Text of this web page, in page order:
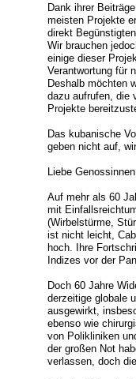
Dank ihrer
meisten Projekte
direkt
Wir brauchen
einige dieser
Verantwortung für
Deshalb möchten
dazu aufrufen, die
Projekte
Das kubanische
geben nicht auf,
Liebe
Auf mehr als 60
mit
(Wirbelstürme,
ist nicht leicht,
hoch. Ihre
Indizes vor der
Doch 60 Jahre
derzeitige globale
ausgewirkt,
ebenso wie
von Polikliniken
der großen Not
verlassen, doch